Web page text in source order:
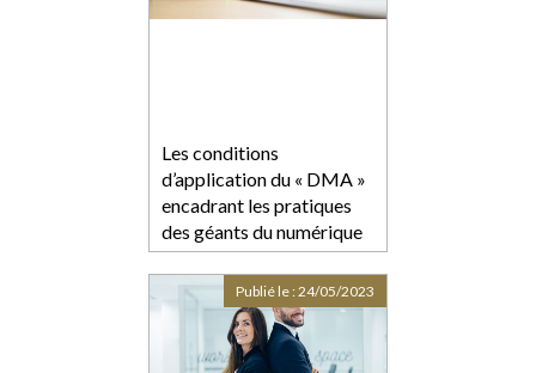
Les conditions
d’application du « DMA »
encadrant les pratiques
des géants du numérique
sont précisées
Publié le :24/05/2023